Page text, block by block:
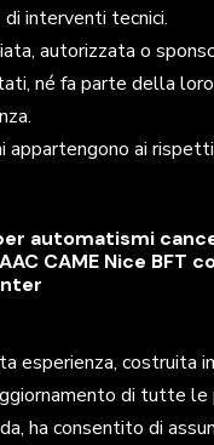
interventi tecnici.
autorizzata o
né fa parte della
appartengono ai
automatismi
CAME Nice BFT
esperienza, costruita
di tutte le
ha consentito di